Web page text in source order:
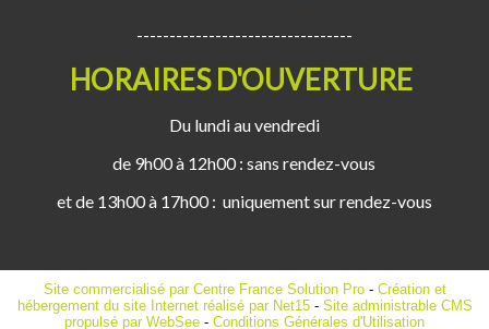
---------------------------------
HORAIRES D'OUVERTURE
Du lundi au vendredi
de 9h00 à 12h00 : sans rendez-vous
et de 13h00 à 17h00 : uniquement sur rendez-vous
Site commercialisé par Centre France Solution Pro- Création et
hébergement du site Internet réalisé par Net15- Site administrable CMS
propulsé par WebSee - Conditions Générales d'Utilisation